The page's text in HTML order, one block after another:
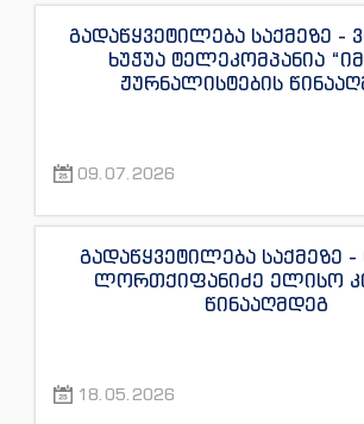
გადაწყვეტილება საქმეზე -
ხუჭუა ტელეკომპანია
ჟურნალისტების
09.07.2026
გადაწყვეტილება საქმეზე
ლორთქიფანიძე ელისო
წინააღმდეგ
18.05.2026